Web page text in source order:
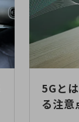
5Gと
る注意